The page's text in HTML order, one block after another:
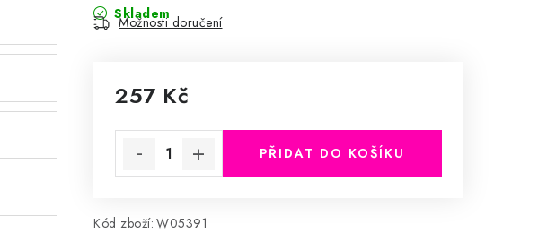
Skladem
Možnosti doručení
257 Kč
PŘIDAT DO KOŠÍKU
Kód zboží: W05391